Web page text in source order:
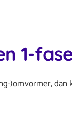
1-
)omvormer, dan